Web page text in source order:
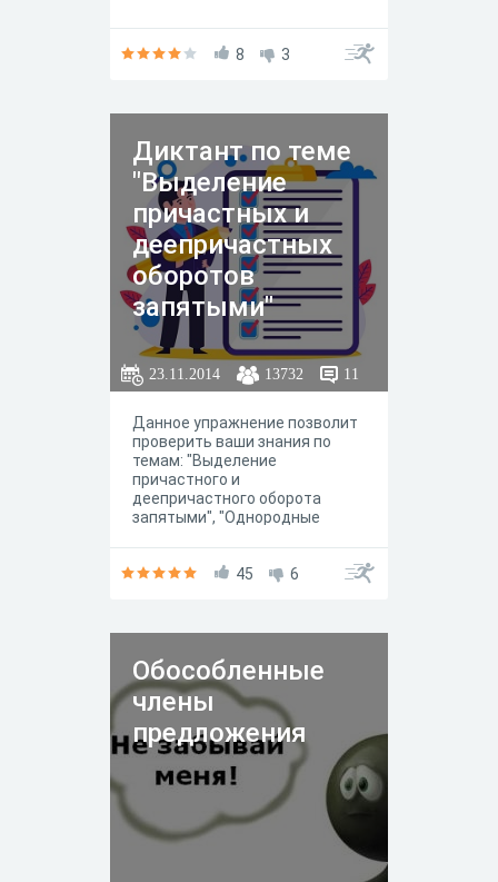
8 3
Диктант по теме
"Выделение
причастных и
деепричастных
оборотов
запятыми"
23.11.2014 13732 11
Данное упражнение позволит
проверить ваши знания по
темам: "Выделение
причастного и
деепричастного оборота
запятыми", "Однородные
Рекомендован для
45 6
Обособленные
члены
предложения